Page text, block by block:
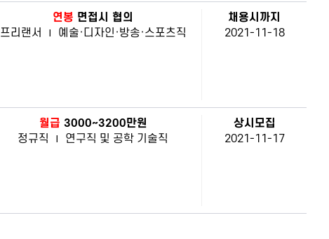
연봉 면접시 협의
프리랜서
| 예술·디자인·방송·스포츠직
채용시까지
2021-11-18
월급 3000~3200만원
정규직
| 연구직 및 공학 기술직
상시모집
2021-11-17